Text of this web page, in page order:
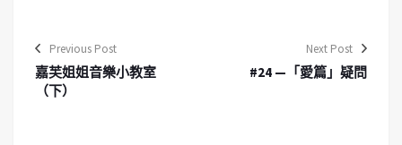
Previous Post
嘉芙姐姐音樂小教室
（下）
Next Post
#24 —「愛篇」疑問